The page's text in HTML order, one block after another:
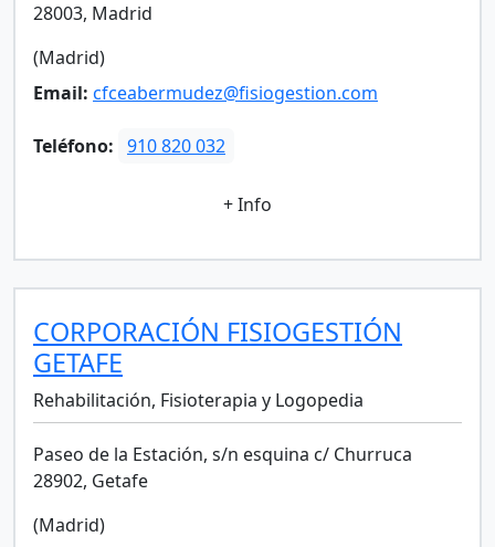
28003, Madrid
(Madrid)
Email: cfceabermudez@fisiogestion.com
Teléfono: 910 820 032
+ Info
CORPORACIÓN FISIOGESTIÓN
GETAFE
Rehabilitación, Fisioterapia y Logopedia
Paseo de la Estación, s/n esquina c/ Churruca
28902, Getafe
(Madrid)